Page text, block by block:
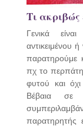
Τι
Γενικά
αντικειμένου
παρατηρούμε
πχ το
φυτού και
Βέβαια σε
παρατηρητής